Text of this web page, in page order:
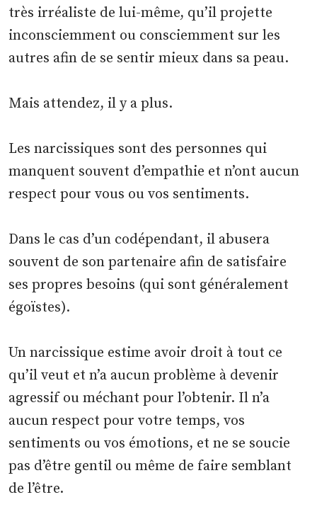
très irréaliste de lui-même, qu’il projette
inconsciemment ou consciemment sur les
autres afin de se sentir mieux dans sa peau.
Mais attendez, il y a plus.
Les narcissiques sont des personnes qui
manquent souvent d’empathie et n’ont aucun
respect pour vous ou vos sentiments.
Dans le cas d’un codépendant, il abusera
souvent de son partenaire afin de satisfaire
ses propres besoins (qui sont généralement
égoïstes).
Un narcissique estime avoir droit à tout ce
qu’il veut et n’a aucun problème à devenir
agressif ou méchant pour l’obtenir. Il n’a
aucun respect pour votre temps, vos
sentiments ou vos émotions, et ne se soucie
pas d’être gentil ou même de faire semblant
de l’être.